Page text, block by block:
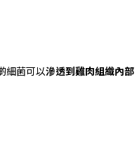
細菌可以滲透到雞肉組織內部